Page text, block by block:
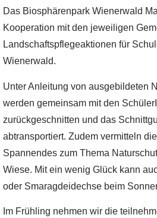
Das Biosphärenpark Wienerwald
Kooperation mit den jeweiligen
Landschaftspflegeaktionen für
Wienerwald.
Unter Anleitung von ausgebildeten
werden gemeinsam mit den
zurückgeschnitten und das
abtransportiert. Zudem vermitteln
Spannendes zum Thema
Wiese. Mit ein wenig Glück kann
oder Smaragdeidechse beim
Im Frühling nehmen wir die